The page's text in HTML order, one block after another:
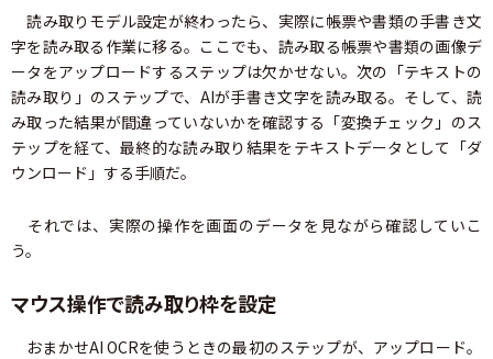
読み取りモデル設定が終わったら、実際に帳票や書類の手書き文
字を読み取る作業に移る。ここでも、読み取る帳票や書類の画像デ
ータをアップロードするステップは欠かせない。次の「テキストの
読み取り」のステップで、AIが手書き文字を読み取る。そして、読
み取った結果が間違っていないかを確認する「変換チェック」のス
テップを経て、最終的な読み取り結果をテキストデータとして「ダ
ウンロード」する手順だ。
それでは、実際の操作を画面のデータを見ながら確認していこ
う。
マウス操作で読み取り枠を設定
おまかせAI OCRを使うときの最初のステップが、アップロード。